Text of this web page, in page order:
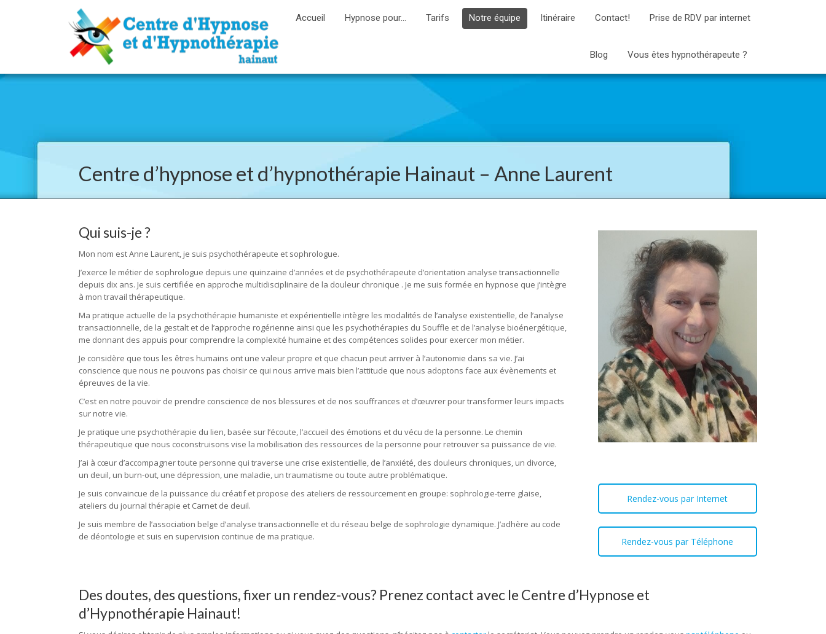
Accueil Hypnose pour… Tarifs Notre équipe Itinéraire Contact! Prise de RDV par internet
Blog Vous êtes hypnothérapeute ?
Centre d’hypnose et d’hypnothérapie Hainaut – Anne Laurent
Qui suis-je ?
Mon nom est Anne Laurent, je suis psychothérapeute et sophrologue.
J’exerce le métier de sophrologue depuis une quinzaine d’années et de psychothérapeute d’orientation analyse transactionnelle
depuis dix ans. Je suis certifiée en approche multidisciplinaire de la douleur chronique . Je me suis formée en hypnose que j’intègre
à mon travail thérapeutique.
Ma pratique actuelle de la psychothérapie humaniste et expérientielle intègre les modalités de l’analyse existentielle, de l’analyse
transactionnelle, de la gestalt et de l’approche rogérienne ainsi que les psychothérapies du Souffle et de l’analyse bioénergétique,
me donnant des appuis pour comprendre la complexité humaine et des compétences solides pour exercer mon métier.
Je considère que tous les êtres humains ont une valeur propre et que chacun peut arriver à l’autonomie dans sa vie. J’ai
conscience que nous ne pouvons pas choisir ce qui nous arrive mais bien l’attitude que nous adoptons face aux évènements et
épreuves de la vie.
C’est en notre pouvoir de prendre conscience de nos blessures et de nos souffrances et d’œuvrer pour transformer leurs impacts
sur notre vie.
Je pratique une psychothérapie du lien, basée sur l’écoute, l’accueil des émotions et du vécu de la personne. Le chemin
thérapeutique que nous coconstruisons vise la mobilisation des ressources de la personne pour retrouver sa puissance de vie.
J’ai à cœur d’accompagner toute personne qui traverse une crise existentielle, de l’anxiété, des douleurs chroniques, un divorce,
un deuil, un burn-out, une dépression, une maladie, un traumatisme ou toute autre problématique.
Je suis convaincue de la puissance du créatif et propose des ateliers de ressourcement en groupe: sophrologie-terre glaise,
ateliers du journal thérapie et Carnet de deuil.
Je suis membre de l’association belge d’analyse transactionnelle et du réseau belge de sophrologie dynamique. J’adhère au code
de déontologie et suis en supervision continue de ma pratique.
Rendez-vous par Internet
Rendez-vous par Téléphone
Des doutes, des questions, fixer un rendez-vous? Prenez contact avec le Centre d’Hypnose et
d’Hypnothérapie Hainaut!